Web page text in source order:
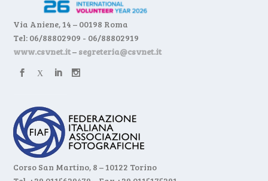
Via Aniene, 14 – 00198 Roma
Tel: 06/88802909 - 06/88802919
www.csvnet.it– segreteria@csvnet.it
Corso San Martino, 8 – 10122 Torino